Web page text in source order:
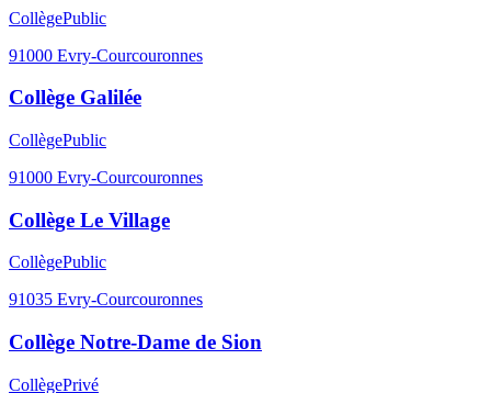
CollègePublic
91000 Evry-Courcouronnes
Collège Galilée
CollègePublic
91000 Evry-Courcouronnes
Collège Le Village
CollègePublic
91035 Evry-Courcouronnes
Collège Notre-Dame de Sion
CollègePrivé